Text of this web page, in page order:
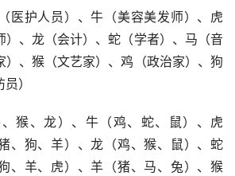
医护人员）、牛（美容美发师）、虎
）、龙（会计）、蛇（学者）、马（音
）、猴（文艺家）、鸡（政治家）、狗
）
猴、龙）、牛（鸡、蛇、鼠）、虎
、狗、羊）、龙（鸡、猴、鼠）、蛇
、羊、虎）、羊（猪、马、兔）、猴